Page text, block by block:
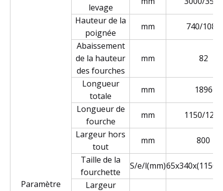
Paramètre
levage
Hauteur de la
poignée
mm
740/1080
Abaissement
de la hauteur
des fourches
mm 82
Longueur
totale
mm
1896
Longueur de
fourche
mm
1150/1200
Largeur hors
tout
mm
800
Taille de la
fourchette
S/e/l(mm)65x340x(1150/
Largeur